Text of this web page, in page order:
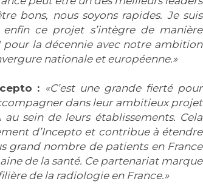
bons, nous soyons rapides. Je suis
ce projet s’intègre de manière
pour la décennie avec notre ambition
nationale et européenne.
:
C’est une grande fierté pour
dans leur ambitieux projet
sein de leurs établissements. Cela
d’Incepto et contribue à étendre
grand nombre de patients en France
de la santé. Ce partenariat marque
de la radiologie en France.